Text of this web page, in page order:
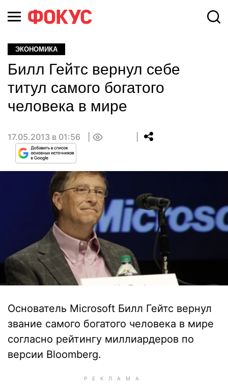
ЭКОНОМИКА
Билл Гейтс вернул себе
титул самого богатого
человека в мире
17.05.2013 в 01:56
Основатель Microsoft Билл Гейтс вернул
звание самого богатого человека в мире
согласно рейтингу миллиардеров по
версии Bloomberg.